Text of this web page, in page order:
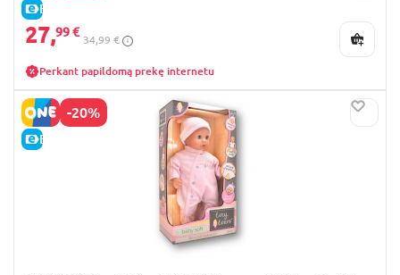
E-KAINA
27,99 €
34,99 €
Perkant papildomą prekę internetu
-20%
E-KAINA